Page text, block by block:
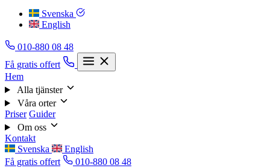
Svenska
English
010-880 08 48
Få gratis offert
Hem
Alla tjänster
Våra orter
Priser Guider
Om oss
Kontakt
Svenska
English
Få gratis offert
010-880 08 48